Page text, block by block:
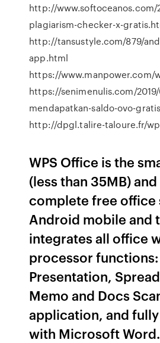
http://www.softoceanos.com/
plagiarism-checker-x-
http://tansustyle.com/879/
app.html
https://www.manpower.com/
https://senimenulis.com/
mendapatkan-saldo-ovo-
http://dpgl.talire-taloure.fr/
WPS Office is the
(less than 35MB)
complete free office
Android mobile and
integrates all office
processor functions:
Presentation,
Memo and Docs
application, and
with Microsoft